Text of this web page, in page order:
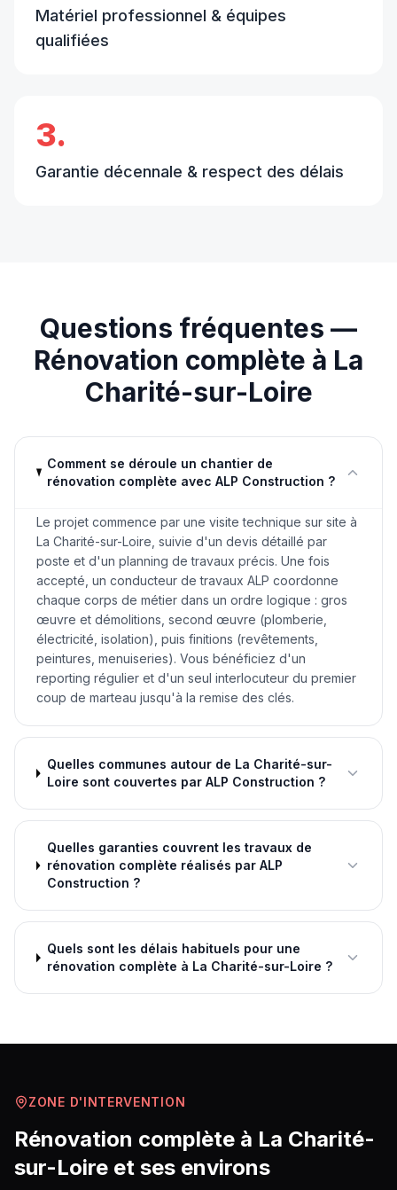
Matériel professionnel & équipes
qualifiées
3.
Garantie décennale & respect des délais
Questions fréquentes —
Rénovation complète à La
Charité-sur-Loire
Comment se déroule un chantier de
rénovation complète avec ALP Construction ?
Le projet commence par une visite technique sur site à
La Charité-sur-Loire, suivie d'un devis détaillé par
poste et d'un planning de travaux précis. Une fois
accepté, un conducteur de travaux ALP coordonne
chaque corps de métier dans un ordre logique : gros
œuvre et démolitions, second œuvre (plomberie,
électricité, isolation), puis finitions (revêtements,
peintures, menuiseries). Vous bénéficiez d'un
reporting régulier et d'un seul interlocuteur du premier
coup de marteau jusqu'à la remise des clés.
Quelles communes autour de La Charité-sur-
Loire sont couvertes par ALP Construction ?
Quelles garanties couvrent les travaux de
rénovation complète réalisés par ALP
Construction ?
Quels sont les délais habituels pour une
rénovation complète à La Charité-sur-Loire ?
ZONE D'INTERVENTION
Rénovation complète à La Charité-
sur-Loire et ses environs